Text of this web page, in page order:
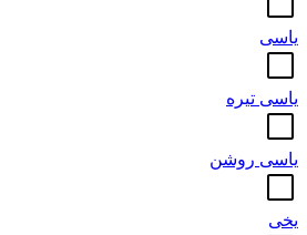
یاسی
یاسی تیره
یاسی روشن
یخی